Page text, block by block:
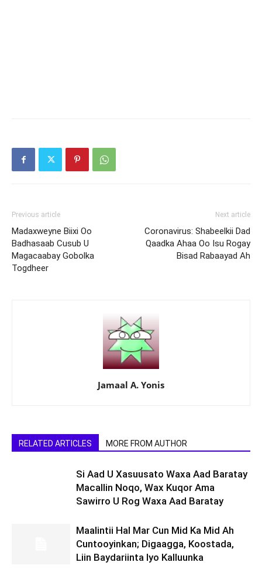
Previous article
Madaxweyne Biixi Oo
Badhasaab Cusub U
Magacaabay Gobolka
Togdheer
Next article
Coronavirus: Shabeelkii Dad
Qaadka Ahaa Oo Isu Rogay
Bisad Rabaayad Ah
Jamaal A. Yonis
RELATED ARTICLES MORE FROM AUTHOR
Si Aad U Xasuusato Waxa Aad Baratay
Macallin Noqo, Wax Kuqor Ama
Sawirro U Rog Waxa Aad Baratay
Maalintii Hal Mar Cun Mid Ka Mid Ah
Cuntooyinkan; Digaagga, Koostada,
Liin Baydariinta Iyo Kalluunka